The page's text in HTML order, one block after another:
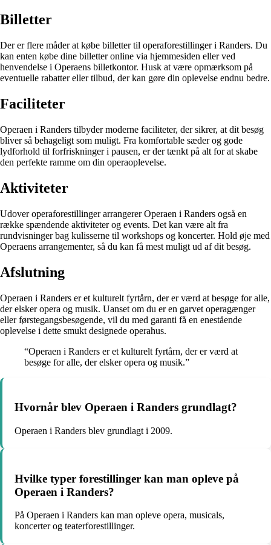
Billetter
Der er flere måder at købe billetter til operaforestillinger i Randers. Du
kan enten købe dine billetter online via hjemmesiden eller ved
henvendelse i Operaens billetkontor. Husk at være opmærksom på
eventuelle rabatter eller tilbud, der kan gøre din oplevelse endnu bedre.
Faciliteter
Operaen i Randers tilbyder moderne faciliteter, der sikrer, at dit besøg
bliver så behageligt som muligt. Fra komfortable sæder og gode
lydforhold til forfriskninger i pausen, er der tænkt på alt for at skabe
den perfekte ramme om din operaoplevelse.
Aktiviteter
Udover operaforestillinger arrangerer Operaen i Randers også en
række spændende aktiviteter og events. Det kan være alt fra
rundvisninger bag kulisserne til workshops og koncerter. Hold øje med
Operaens arrangementer, så du kan få mest muligt ud af dit besøg.
Afslutning
Operaen i Randers er et kulturelt fyrtårn, der er værd at besøge for alle,
der elsker opera og musik. Uanset om du er en garvet operagænger
eller førstegangsbesøgende, vil du med garanti få en enestående
oplevelse i dette smukt designede operahus.
“Operaen i Randers er et kulturelt fyrtårn, der er værd at
besøge for alle, der elsker opera og musik.”
Hvornår blev Operaen i Randers grundlagt?
Operaen i Randers blev grundlagt i 2009.
Hvilke typer forestillinger kan man opleve på
Operaen i Randers?
På Operaen i Randers kan man opleve opera, musicals,
koncerter og teaterforestillinger.